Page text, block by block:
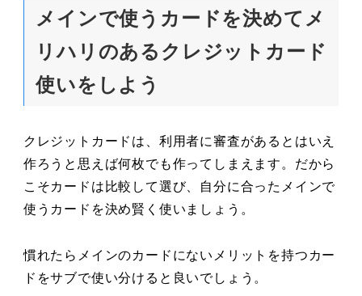
メインで使うカードを決めてメ
リハリのあるクレジットカード
使いをしよう
クレジットカードは、利用者に審査があるとはいえ
作ろうと思えば何枚でも作ってしまえます。だから
こそカードは比較して選び、自分に合ったメインで
使うカードを決め賢く使いましょう。
慣れたらメインのカードにないメリットを持つカー
ドをサブで使い分けると良いでしょう。